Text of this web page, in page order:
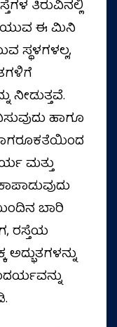
ತಿರುವಿನಲ್ಲಿ
ಈ ಮಿನಿ
ಸ್ಥಳಗಳಲ್ಲ,
ನೀಡುತ್ತವೆ.
ಹಾಗೂ
ಜಾಗರೂಕತೆಯಿಂದ
ಮತ್ತು
ಬಾರಿ
ರಸ್ತೆಯ